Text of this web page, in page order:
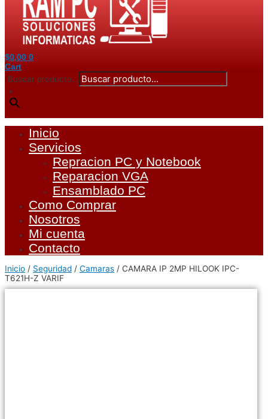
$0,00 0
Cart
Buscar producto...
×
Inicio
Servicios
Repracion PC y Notebook
Reparacion VGA
Ensamblado PC
Como Comprar
Nosotros
Mi cuenta
Contacto
Inicio / Seguridad / Camaras / CAMARA IP 2MP HILOOK IPC-
T621H-Z VARIF